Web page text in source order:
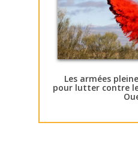
Les armées
pour lutter contre